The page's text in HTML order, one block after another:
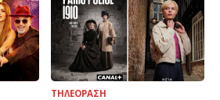
ΤΗΛΕΟΡΑΣΗ